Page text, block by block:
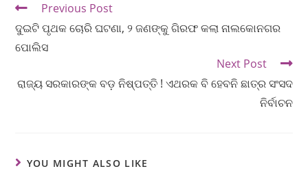
Previous Post
ଦୁଇଟି ପୃଥକ ଚୋରି ଘଟଣା, ୨ ଜଣଙ୍କୁ ଗିରଫ କଲା ନାଲକୋନଗର
ପୋଲିସ
Next Post
ରାଜ୍ୟ ସରକାରଙ୍କ ବଡ଼ ନିଷ୍ପତ୍ତି ! ଏଥରକ ବି ହେବନି ଛାତ୍ର ସଂସଦ
ନିର୍ବାଚନ
YOU MIGHT ALSO LIKE